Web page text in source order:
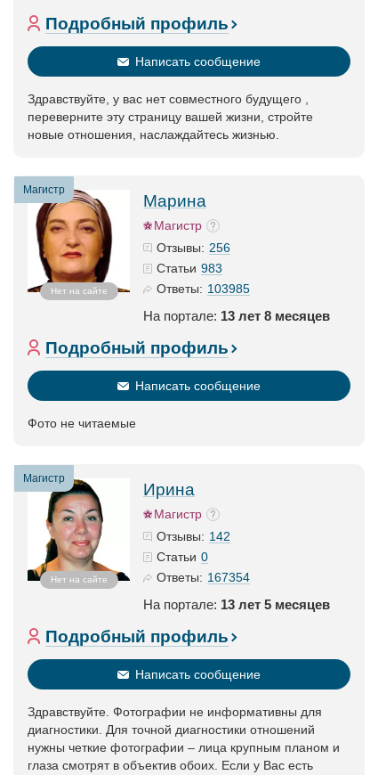
Подробный профиль
Написать сообщение
Здравствуйте, у вас нет совместного будущего ,
переверните эту страницу вашей жизни, стройте
новые отношения, наслаждайтесь жизнью.
Магистр
Нет на сайте
Марина
Магистр
Отзывы: 256
Статьи 983
Ответы: 103985
На портале: 13 лет 8 месяцев
Подробный профиль
Написать сообщение
Фото не читаемые
Магистр
Нет на сайте
Ирина
Магистр
Отзывы: 142
Статьи 0
Ответы: 167354
На портале: 13 лет 5 месяцев
Подробный профиль
Написать сообщение
Здравствуйте. Фотографии не информативны для
диагностики. Для точной диагностики отношений
нужны четкие фотографии – лица крупным планом и
глаза смотрят в объектив обоих. Если у Вас есть